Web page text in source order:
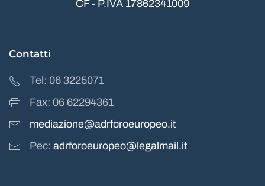
CF - P.IVA 17862341009
Contatti
Tel: 06 3225071
Fax: 06 62294361
mediazione@adrforoeuropeo.it
Pec: adrforoeuropeo@legalmail.it